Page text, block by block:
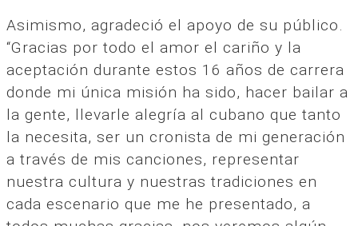
Asimismo, agradeció el apoyo de su público.
“Gracias por todo el amor el cariño y la
aceptación durante estos 16 años de carrera
donde mi única misión ha sido, hacer bailar a
la gente, llevarle alegría al cubano que tanto
la necesita, ser un cronista de mi generación
a través de mis canciones, representar
nuestra cultura y nuestras tradiciones en
cada escenario que me he presentado, a